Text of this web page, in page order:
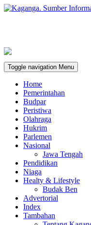
Toggle navigation Menu
Home
Pemerintahan
Budpar
Peristiwa
Olahraga
Hukrim
Parlemen
Nasional
Jawa Tengah
Pendidikan
Niaga
Healty & Lifestyle
Budak Ben
Advertorial
Index
Tambahan